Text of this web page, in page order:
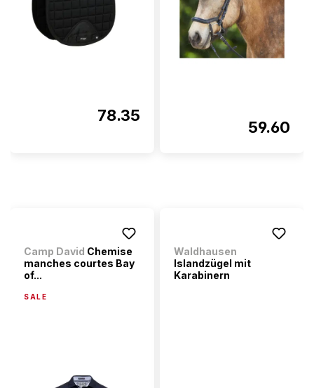
78.35
59.60
Camp David Chemise
manches courtes Bay
of...
SALE
Waldhausen
Islandzügel mit
Karabinern